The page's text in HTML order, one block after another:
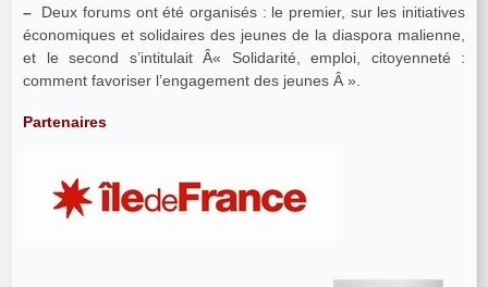
– Deux forums ont été organisés : le premier, sur les initiatives
économiques et solidaires des jeunes de la diaspora malienne,
et le second s’intitulait Â« Solidarité, emploi, citoyenneté :
comment favoriser l’engagement des jeunes Â ».
Partenaires